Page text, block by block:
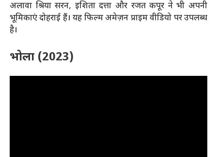
अलावा श्रिया सरन, इशिता दत्ता और रजत कपूर ने भी अपनी
भूमिकाएं दोहराई हैं। यह फिल्म अमेज़न प्राइम वीडियो पर उपलब्ध
है।
भोला (2023)